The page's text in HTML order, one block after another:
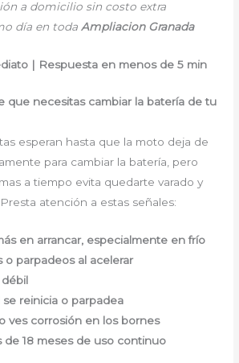
a domicilio sin costo extra
día en toda Ampliacion Granada
| Respuesta en menos de 5 min
que necesitas cambiar la batería de tu
esperan hasta que la moto deja de
para cambiar la batería, pero
a tiempo evita quedarte varado y
atención a estas señales:
en arrancar, especialmente en frío
o parpadeos al acelerar
reinicia o parpadea
ves corrosión en los bornes
de 18 meses de uso continuo